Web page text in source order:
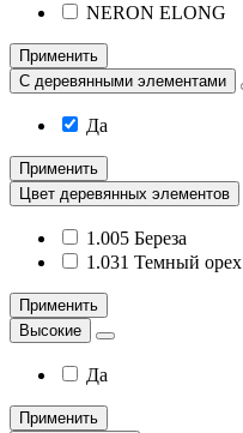
NERON ELONG
Применить
С деревянными элементами
Да
Применить
Цвет деревянных элементов
1.005 Береза
1.031 Темный орех
Применить
Высокие
Да
Применить